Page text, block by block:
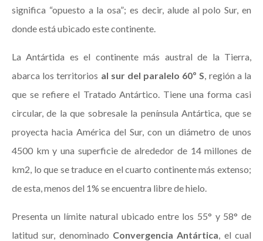
significa “opuesto a la osa”; es decir, alude al polo Sur, en
donde está ubicado este continente.
La Antártida es el continente más austral de la Tierra,
abarca los territorios al sur del paralelo 60º S, región a la
que se refiere el Tratado Antártico. Tiene una forma casi
circular, de la que sobresale la península Antártica, que se
proyecta hacia América del Sur, con un diámetro de unos
4500 km y una superficie de alrededor de 14 millones de
km2, lo que se traduce en el cuarto continente más extenso;
de esta, menos del 1% se encuentra libre de hielo.
Presenta un límite natural ubicado entre los 55° y 58° de
latitud sur, denominado Convergencia Antártica, el cual